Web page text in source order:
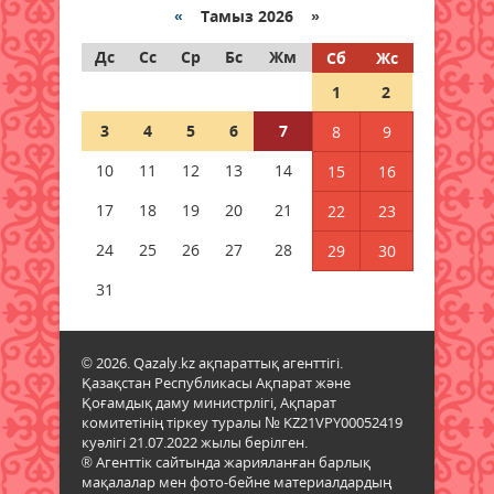
қауіпсіздік бойынша кездесу өтті
07 тамыз 2026 ж. 47
қазақстандықтар Құрылтай
сайлауында қалай дауыс береді?
07 тамыз 2026 ж.
Енді үй жануарларының
төлқұжаты eGov Mobile-да
қолжетімді
06 тамыз 2026 ж. 109
Бейтаныс нөмірден қоңырау
түсті: коллектор мен алаяқты
қалай ажыратамыз
« Тамыз 2026 »
Дс
Сс Ср Бс Жм Сб
Жс
1
2
3
4 5 6 7 8
9
10
11 12 13 14 15
16
17
18 19 20 21 22
23
24
25 26 27 28 29
30
31
© 2026. Qazaly.kz ақпараттық агенттігі.
Қазақстан Республикасы Ақпарат және
Қоғамдық даму министрлігі, Ақпарат
комитетінің тіркеу туралы № KZ21VPY00052419
куәлігі 21.07.2022 жылы берілген.
® Агенттік сайтында жарияланған барлық
мақалалар мен фото-бейне материалдардың